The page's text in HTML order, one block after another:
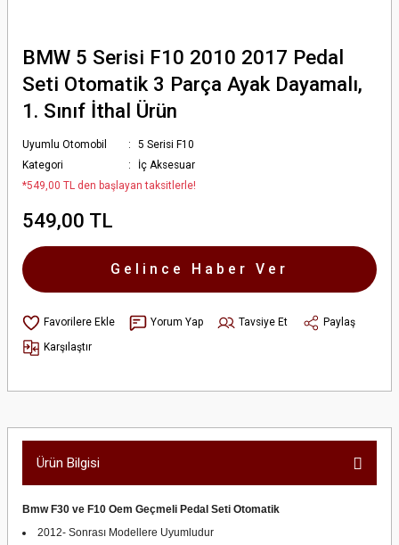
BMW 5 Serisi F10 2010 2017 Pedal
Seti Otomatik 3 Parça Ayak Dayamalı,
1. Sınıf İthal Ürün
Uyumlu Otomobil
5 Serisi F10
Kategori
İç Aksesuar
*549,00 TL den başlayan taksitlerle!
549,00 TL
Gelince Haber Ver
Yorum Yap Tavsiye Et
Paylaş
Karşılaştır
Ürün Bilgisi
Bmw F30 ve F10 Oem Geçmeli Pedal Seti Otomatik
2012- Sonrası Modellere Uyumludur